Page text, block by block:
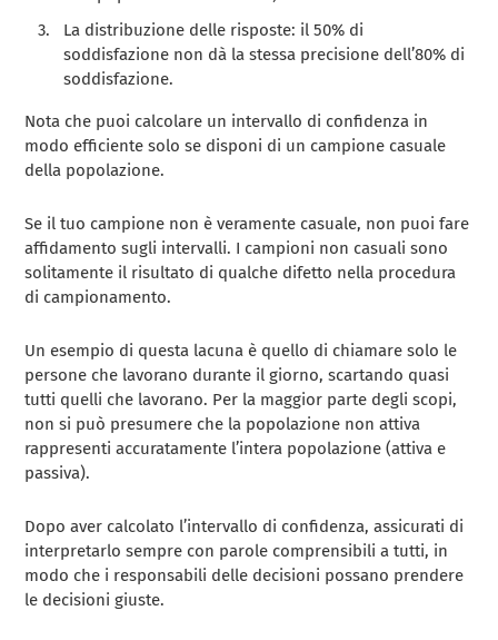
La distribuzione delle risposte: il 50% di
soddisfazione non dà la stessa precisione dell’80% di
soddisfazione.
Nota che puoi calcolare un intervallo di confidenza in
modo efficiente solo se disponi di un campione casuale
della popolazione.
Se il tuo campione non è veramente casuale, non puoi fare
affidamento sugli intervalli. I campioni non casuali sono
solitamente il risultato di qualche difetto nella procedura
di campionamento.
Un esempio di questa lacuna è quello di chiamare solo le
persone che lavorano durante il giorno, scartando quasi
tutti quelli che lavorano. Per la maggior parte degli scopi,
non si può presumere che la popolazione non attiva
rappresenti accuratamente l’intera popolazione (attiva e
passiva).
Dopo aver calcolato l’intervallo di confidenza, assicurati di
interpretarlo sempre con parole comprensibili a tutti, in
modo che i responsabili delle decisioni possano prendere
le decisioni giuste.